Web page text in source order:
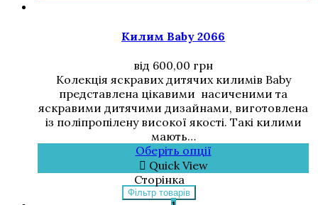
Килим Baby 2066
від 600,00 грн
Колекція яскравих дитячих килимів Baby
представлена цікавими насиченими та
яскравими дитячими дизайнами, виготовлена
із поліпропілену високої якості. Такі килими
мають…
Оберіть опції
Quick View
Фільтр товарів
Сторінка